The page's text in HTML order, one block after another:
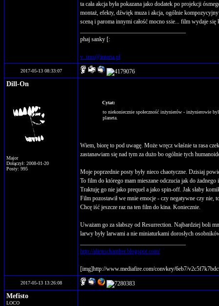
ta cała akcja była pokazana jako dodatek po projekcji
montaż, efekty, dźwięk muza i akcja, ogólnie kompozycyjny
sceną i paroma innymi całość mocno ssie... film wydaje się
phaj sanky [:
v_irus@interia.pl
2017-05-13 08:33:07
Dill-On
Major
Dołączył: 2008-01-20
Posty: 995
Cytat:
to niekoniecznie społeczność inżynierów - inżynierowie
planeta.
Wiem, biorę to pod uwagę. Może wręcz właśnie ta rasa
zastanawiam się nad tym za dużo bo ogólnie tych
Moje poprzednie posty były nieco chaotyczne. Dzisiaj
To film do którego mam mieszane odczucia jak do żadnego
Traktuję go nie jako prequel a jako spin-off. Jak słaby
Film pozostawił we mnie emocje - czy negatywne czy nie,
Chcę iść jeszcze raz na ten film do kina. Koniecznie.
Uważam go za słabszy od Resurrection. Najbardziej boli
larwy były larwami a nie miniaturkami dorosłych
http://alienschamber.blogspot.com/
[img]http://www.mediafire.com/convkey/6eb7/
2017-05-13 13:26:08
Mefisto
LOCO